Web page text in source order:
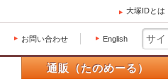
大塚IDとは
お問い合わせ English
通販（たのめーる）